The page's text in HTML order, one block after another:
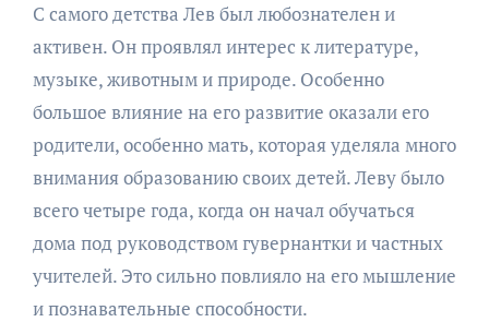
С самого детства Лев был любознателен и
активен. Он проявлял интерес к литературе,
музыке, животным и природе. Особенно
большое влияние на его развитие оказали его
родители, особенно мать, которая уделяла много
внимания образованию своих детей. Леву было
всего четыре года, когда он начал обучаться
дома под руководством гувернантки и частных
учителей. Это сильно повлияло на его мышление
и познавательные способности.